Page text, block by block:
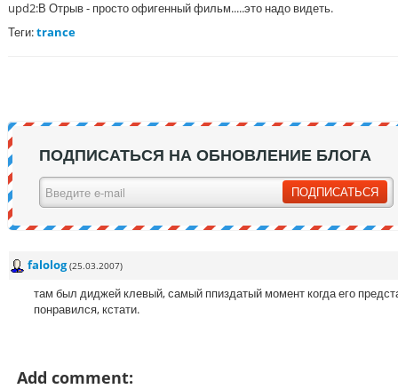
upd2:В Отрыв - просто офигенный фильм.....это надо видеть.
Теги:trance
ПОДПИСАТЬСЯ НА ОБНОВЛЕНИЕ БЛОГА
falolog (25.03.2007)
там был диджей клевый, самый ппиздатый момент когда его
понравился, кстати.
Add comment: